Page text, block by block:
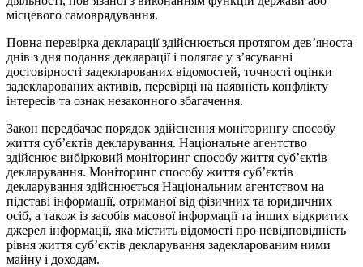
місцевого самоврядування.
Повна перевірка декларації здійснюється протягом дев’яноста
днів з дня подання декларації і полягає у з’ясуванні
достовірності задекларованих відомостей, точності оцінки
задекларованих активів, перевірці на наявність конфлікту
інтересів та ознак незаконного збагачення.
Закон передбачає порядок здійснення моніторингу способу
життя суб’єктів декларування. Національне агентство
здійснює вибірковий моніторинг способу життя суб’єктів
декларування. Моніторинг способу життя суб’єктів
декларування здійснюється Національним агентством на
підставі інформації, отриманої від фізичних та юридичних
осіб, а також із засобів масової інформації та інших відкритих
джерел інформації, яка містить відомості про невідповідність
рівня життя суб’єктів декларування задекларованим ними
майну і доходам.